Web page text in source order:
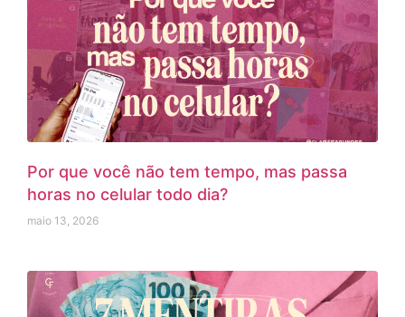
Por que você não tem tempo, mas passa
horas no celular todo dia?
maio 13, 2026